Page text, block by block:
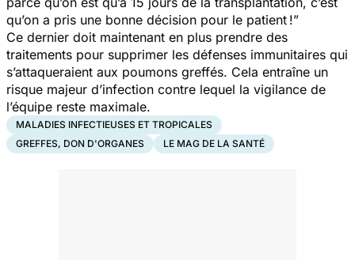
qu’on a pris une bonne décision pour le patient !”
Ce dernier doit maintenant en plus prendre des
traitements pour supprimer les défenses immunitaires qui
s’attaqueraient aux poumons greffés. Cela entraîne un
risque majeur d’infection contre lequel la vigilance de
l’équipe reste maximale.
MALADIES INFECTIEUSES ET TROPICALES
GREFFES, DON D'ORGANES
LE MAG DE LA SANTÉ